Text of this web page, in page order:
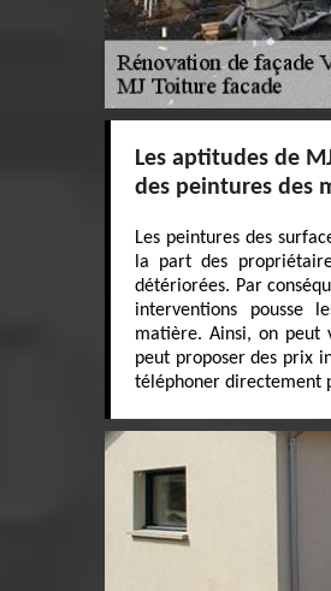
Les aptitudes de
des peintures des
Les peintures des
la part des
détériorées. Par
interventions pousse
matière. Ainsi, on peut
peut proposer des prix
téléphoner directement